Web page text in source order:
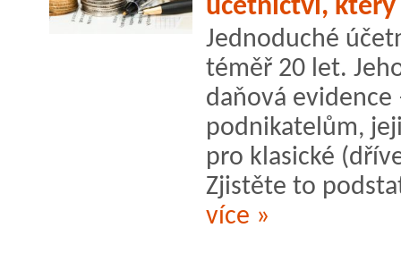
účetnictví,
Jednoduché
téměř 20 let.
daňová evidence
podnikatelům,
pro klasické
Zjistěte to
více »